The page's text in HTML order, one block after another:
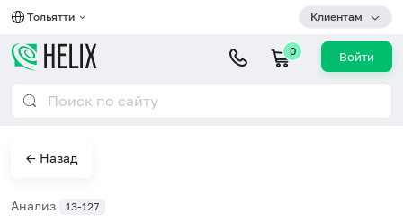
Тольятти Клиентам
0 Войти
← Назад
Анализ 13-127